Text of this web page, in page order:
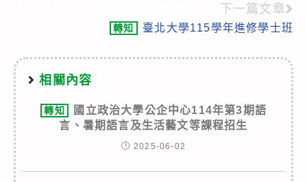
下一篇文章
轉知 臺北大學115學年進修學士班
相關內容
轉知
國立政治大學公企中心114年第3期語
言、暑期語言及生活藝文等課程招生
2025-06-02